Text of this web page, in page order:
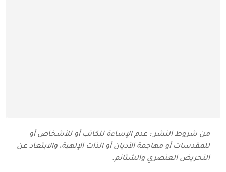
من شروط النشر : عدم الإساءة للكاتب أو للأشخاص أو
للمقدسات أو مهاجمة الأديان أو الذات الإلهية، والابتعاد عن
التحريض العنصري والشتائم‬.